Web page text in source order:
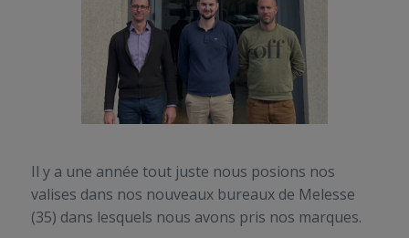
Il y a une année tout juste nous posions nos
valises dans nos nouveaux bureaux de Melesse
(35) dans lesquels nous avons pris nos marques.